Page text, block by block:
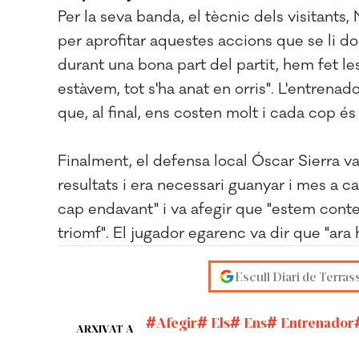
Per la seva banda, el tècnic dels
per aprofitar aquestes accions que se li
durant una bona part del partit, hem fet
estàvem, tot s'ha anat en orris".
que, al final, ens costen molt i cada cop
Finalment, el defensa local Óscar Sierra
resultats i era necessari guanyar i mes a
cap endavant" i va afegir que "estem
triomf". El jugador egarenc va dir que "ara
Escull Diari de
ARXIVAT A Afegir Els Ens Entrenador